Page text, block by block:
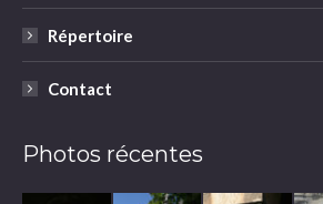
Répertoire
Contact
Photos récentes